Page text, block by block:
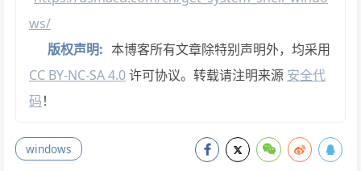
ws/
版权声明: 本博客所有文章除特别声明外，均采用
CC BY-NC-SA 4.0许可协议。转载请注明来源 安全代
码！
windows